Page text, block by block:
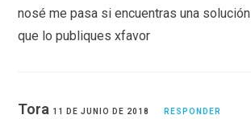
nosé me pasa si encuentras una
que lo publiques xfavor
Tora 11 DE JUNIO DE 2018 RESPONDER